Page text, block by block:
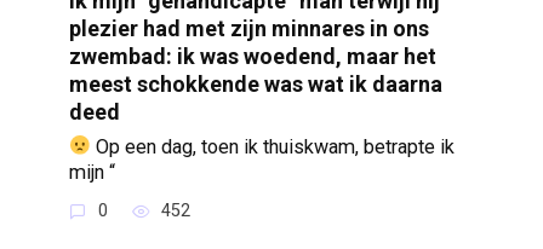
plezier had met zijn minnares in ons
zwembad: ik was woedend, maar het
meest schokkende was wat ik daarna
deed
Op een dag, toen ik thuiskwam, betrapte ik
mijn “
0 452